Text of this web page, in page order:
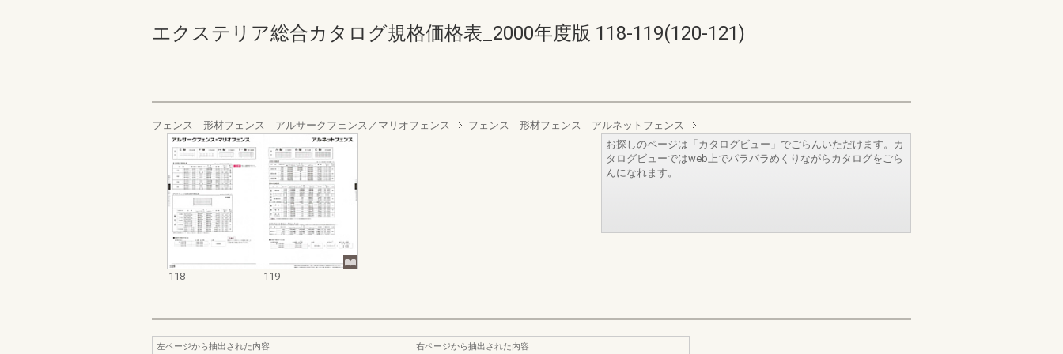
エクステリア総合カタログ規格価格表_2000年度版 118-119(120-121)
フェンス 形材フェンス アルサークフェンス／マリオフェンス フェンス 形材フェンス アルネットフェンス
118 119
お探しのページは「カタログビュー」でごらんいただけます。カ
タログビューではweb上でパラパラめくりながらカタログをごら
んになれます。
左ページから抽出された内容
右ページから抽出された内容